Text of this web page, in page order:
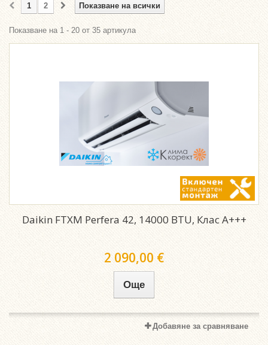
Показване на всички
1 2
Показване на 1 - 20 от 35 артикула
Daikin FTXM Perfera 42, 14000 BTU, Клас A+++
2 090,00 €
Още
Добавяне за сравняване